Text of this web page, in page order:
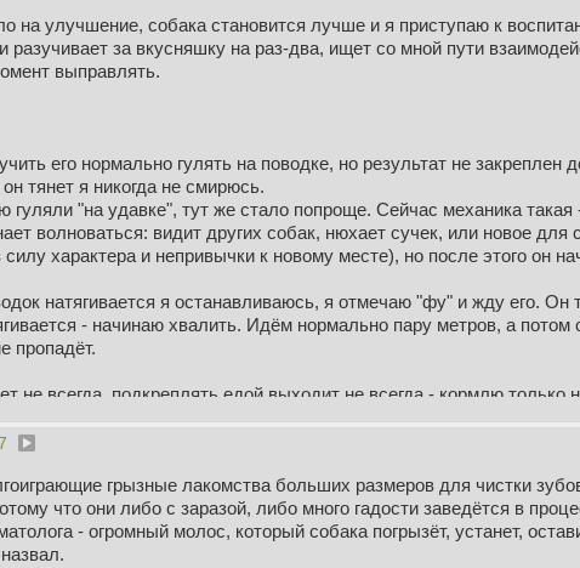
на улучшение, собака становится лучше и я приступаю к
разучивает за вкусняшку на раз-два, ищет со мной пути
выправлять.
его нормально гулять на поводке, но результат не закреплен
он тянет я никогда не смирюсь.
гуляли "на удавке", тут же стало попроще. Сейчас механика
волноваться: видит других собак, нюхает сучек, или новое
характера и непривычки к новому месте), но после этого он
натягивается я останавливаюсь, я отмечаю "фу" и жду его. Он
- начинаю хвалить. Идём нормально пару метров, а потом
пропадёт.
не всегда, подкреплять едой выходит не всегда - кормлю только
просится в туалет. Он уже понял,что нужно сидеть у
Я сажаю его на выдержку и заставляю ждать меня -
грызные лакомства больших размеров для чистки
что они либо с заразой, либо много гадости заведётся в
- огромный молос, который собака погрызёт, устанет,